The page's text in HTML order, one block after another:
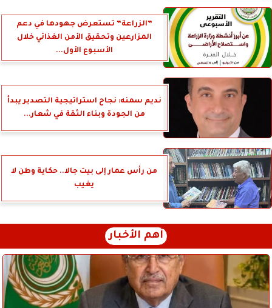
”الزراعة” تستعرض جهودها في دعم
المزارعين وتحقيق الأمن الغذائي خلال
الأسبوع الأول...
نديم سمنه: نجاح استراتيجية التصدير يبدأ
من الجودة وبناء الثقة في شعار...
من رأس عمار إلى بيت جالا.. حكاية وطن لا
يغيب
أهم الأخبار